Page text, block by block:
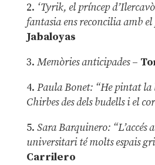
2. ‘Tyrik, el príncep
fantasia ens reconcilia amb el
Jabaloyas
3. Memòries anticipades–
4. Paula Bonet: “He pintat la
Chirbes des dels budells i el
5. Sara Barquinero: “L’accés
universitari té molts espais
Carrilero